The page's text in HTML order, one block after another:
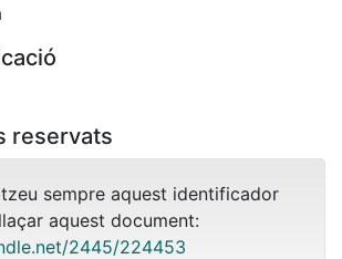
reservats
sempre aquest identificador
aquest document:
2445/224453